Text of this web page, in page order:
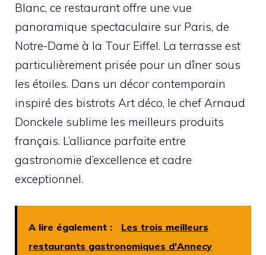
Blanc, ce restaurant offre une vue
panoramique spectaculaire sur Paris, de
Notre-Dame à la Tour Eiffel. La terrasse est
particulièrement prisée pour un dîner sous
les étoiles. Dans un décor contemporain
inspiré des bistrots Art déco, le chef Arnaud
Donckele sublime les meilleurs produits
français. L’alliance parfaite entre
gastronomie d’excellence et cadre
exceptionnel.
A lire également :
Les trois meilleurs
restaurants gastronomiques d'Annecy